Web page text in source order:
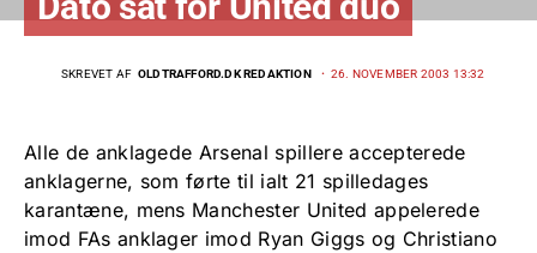
SKREVET AF OLDTRAFFORD.DK REDAKTION 26. NOVEMBER 2003 13:32
Alle de anklagede Arsenal spillere accepterede
anklagerne, som førte til ialt 21 spilledages
karantæne, mens Manchester United appelerede
imod FAs anklager imod Ryan Giggs og Christiano